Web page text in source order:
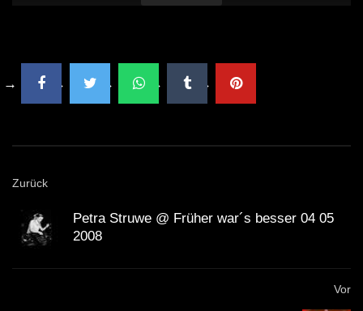
Zurück
Petra Struwe @ Früher war´s besser 04 05
2008
Vor